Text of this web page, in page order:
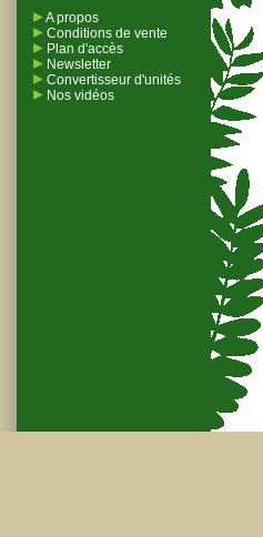
A propos
Conditions de vente
Plan d'accès
Newsletter
Convertisseur d'unités
Nos vidéos